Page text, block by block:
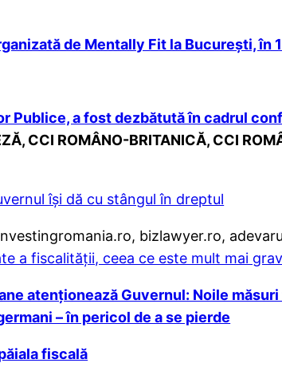
de Mentally Fit la București, în
Publice, a fost dezbătută în cadrul
CCI ROMÂNO-BRITANICĂ, CCI
își dă cu stângul în dreptul
bizlawyer.ro,
a fiscalității, ceea ce este mult mai grav
atenționează Guvernul: Noile
– în pericol de a se pierde
fiscală